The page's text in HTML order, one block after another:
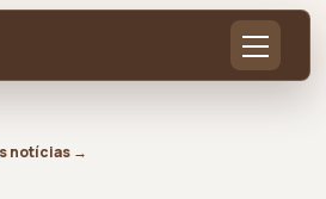
notícias →